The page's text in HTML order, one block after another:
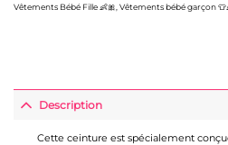
Vêtements Bébé Fille 👶🎀 Vêtements bébé garçon
Description
Cette ceinture est spécialement